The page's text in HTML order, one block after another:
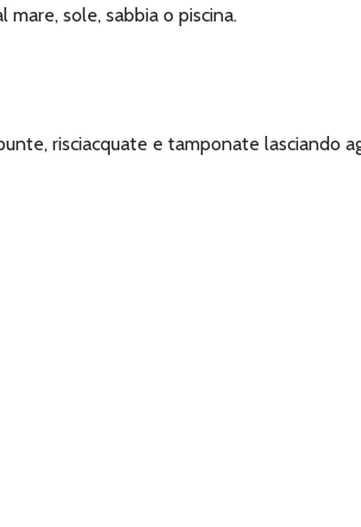
sole, sabbia o piscina.
risciacquate e tamponate lasciando